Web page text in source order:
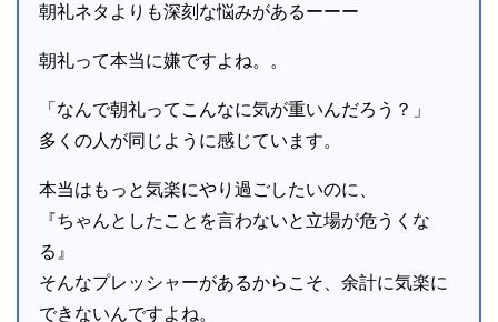
朝礼ネタよりも深刻な悩みがあるーーー
朝礼って本当に嫌ですよね。。
「なんで朝礼ってこんなに気が重いんだろう？」
多くの人が同じように感じています。
本当はもっと気楽にやり過ごしたいのに、
『ちゃんとしたことを言わないと立場が危うくな
る』
そんなプレッシャーがあるからこそ、余計に気楽に
できないんですよね。